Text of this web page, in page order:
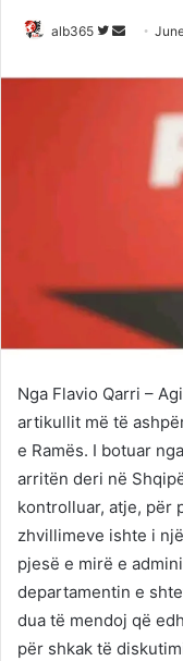
alb365
Follow
Twitter
Send
email
Nga Flavio Qarri –
artikullit më të
e Ramës. I botuar
arritën deri në
kontrolluar, atje, për
zhvillimeve ishte i
pjesë e mirë e
departamentin e
dua të mendoj që
për shkak të